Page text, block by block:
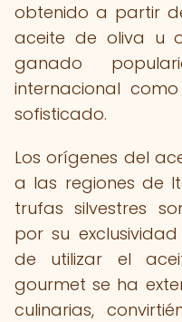
obtenido a partir
aceite de oliva u
ganado
internacional
sofisticado.
Los orígenes del
a las regiones de
trufas silvestres
por su
de utilizar el
gourmet se ha
culinarias,